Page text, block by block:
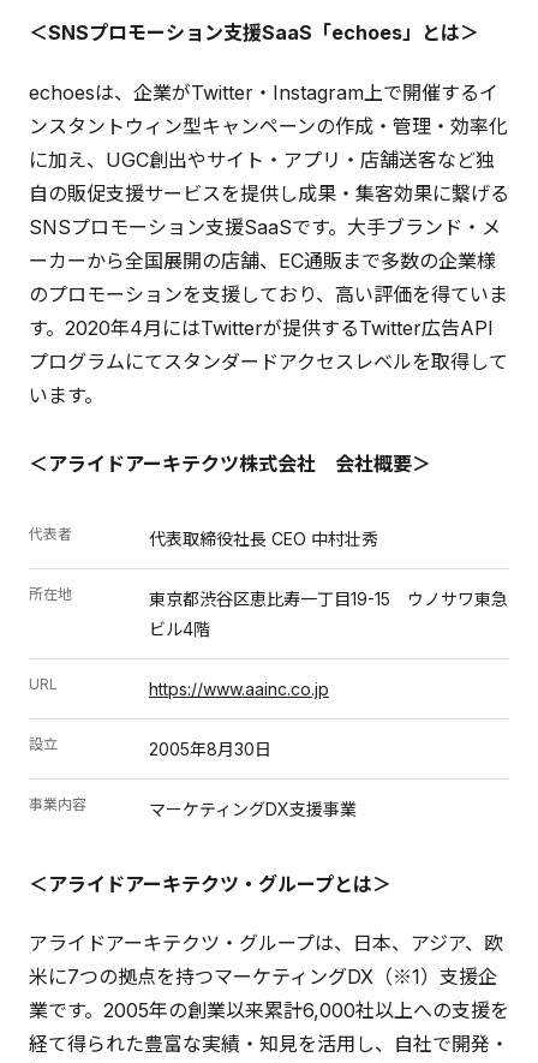
＜SNSプロモーション支援SaaS「echoes」とは＞
echoesは、企業がTwitter・Instagram上で開催するイ
ンスタントウィン型キャンペーンの作成・管理・効率化
に加え、UGC創出やサイト・アプリ・店舗送客など独
自の販促支援サービスを提供し成果・集客効果に繋げる
SNSプロモーション支援SaaSです。大手ブランド・メ
ーカーから全国展開の店舗、EC通販まで多数の企業様
のプロモーションを支援しており、高い評価を得ていま
す。2020年4月にはTwitterが提供するTwitter広告API
プログラムにてスタンダードアクセスレベルを取得して
います。
＜アライドアーキテクツ株式会社 会社概要＞
代表者 代表取締役社長 CEO 中村壮秀
所在地
東京都渋谷区恵比寿一丁目19-15 ウノサワ東急
ビル4階
URL https://www.aainc.co.jp
設立 2005年8月30日
事業内容 マーケティングDX支援事業
＜アライドアーキテクツ・グループとは＞
アライドアーキテクツ・グループは、日本、アジア、欧
米に7つの拠点を持つマーケティングDX（※1）支援企
業です。2005年の創業以来累計6,000社以上への支援を
経て得られた豊富な実績・知見を活用し、自社で開発・